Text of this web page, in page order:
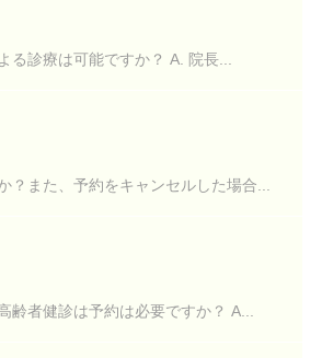
る診療は可能ですか？ A. 院長...
？また、予約をキャンセルした場合...
齢者健診は予約は必要ですか？ A...